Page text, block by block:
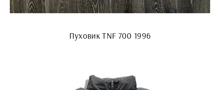
Пуховик TNF 700 1996